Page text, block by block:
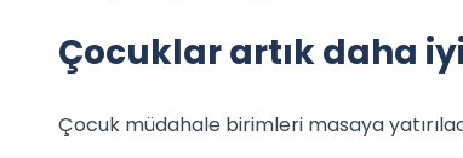
Çocuklar artık daha
Çocuk müdahale birimleri masaya